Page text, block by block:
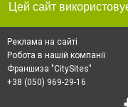
Реклама на сайті
Робота в нашій компанії
Франшиза "CitySites"
+38 (050) 969-29-16